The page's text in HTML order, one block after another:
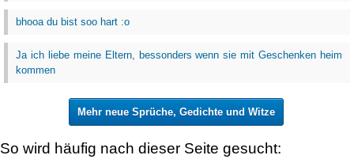
bhooa du bist soo hart :o
Ja ich liebe meine Eltern, bessonders wenn sie mit Geschenken heim
kommen
Mehr neue Sprüche, Gedichte und Witze
So wird häufig nach dieser Seite gesucht: